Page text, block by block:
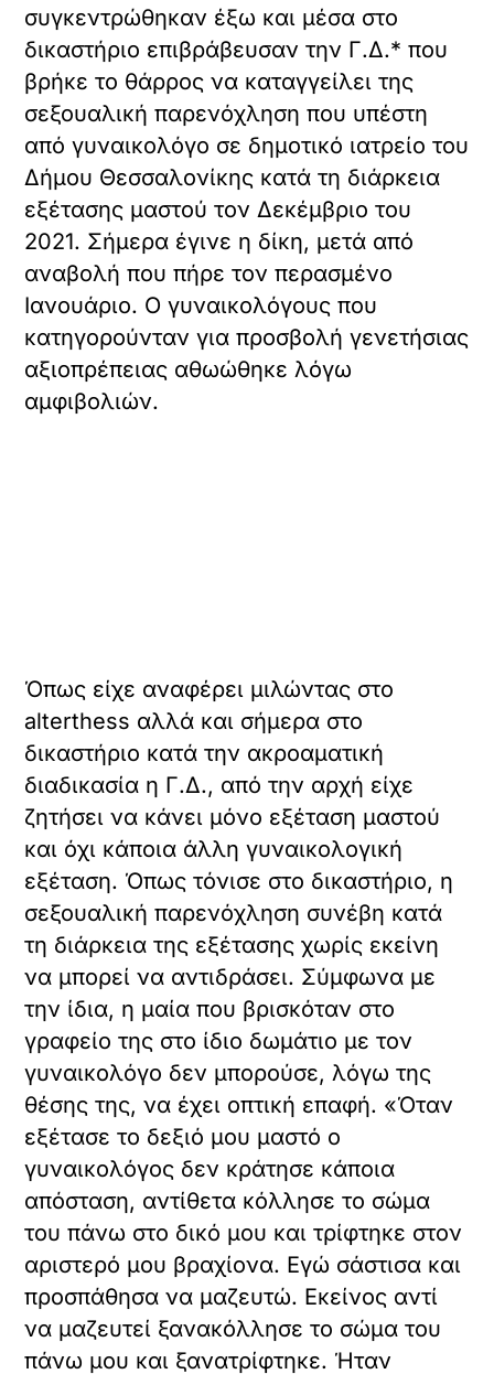
συγκεντρώθηκαν έξω και μέσα στο
δικαστήριο επιβράβευσαν την Γ.Δ.* που
βρήκε το θάρρος να καταγγείλει της
σεξουαλική παρενόχληση που υπέστη
από γυναικολόγο σε δημοτικό ιατρείο του
Δήμου Θεσσαλονίκης κατά τη διάρκεια
εξέτασης μαστού τον Δεκέμβριο του
2021. Σήμερα έγινε η δίκη, μετά από
αναβολή που πήρε τον περασμένο
Ιανουάριο. Ο γυναικολόγους που
κατηγορούνταν για προσβολή γενετήσιας
αξιοπρέπειας αθωώθηκε λόγω
αμφιβολιών.
Όπως είχε αναφέρει μιλώντας στο
alterthess αλλά και σήμερα στο
δικαστήριο κατά την ακροαματική
διαδικασία η Γ.Δ., από την αρχή είχε
ζητήσει να κάνει μόνο εξέταση μαστού
και όχι κάποια άλλη γυναικολογική
εξέταση. Όπως τόνισε στο δικαστήριο, η
σεξουαλική παρενόχληση συνέβη κατά
τη διάρκεια της εξέτασης χωρίς εκείνη
να μπορεί να αντιδράσει. Σύμφωνα με
την ίδια, η μαία που βρισκόταν στο
γραφείο της στο ίδιο δωμάτιο με τον
γυναικολόγο δεν μπορούσε, λόγω της
θέσης της, να έχει οπτική επαφή. «Όταν
εξέτασε το δεξιό μου μαστό ο
γυναικολόγος δεν κράτησε κάποια
απόσταση, αντίθετα κόλλησε το σώμα
του πάνω στο δικό μου και τρίφτηκε στον
αριστερό μου βραχίονα. Εγώ σάστισα και
προσπάθησα να μαζευτώ. Εκείνος αντί
να μαζευτεί ξανακόλλησε το σώμα του
πάνω μου και ξανατρίφτηκε. Ήταν